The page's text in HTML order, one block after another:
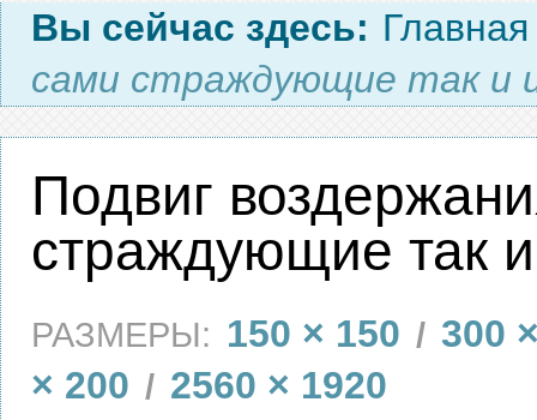
Вы сейчас здесь: Главная
сами страждующие так и
Подвиг
страждующие так
РАЗМЕРЫ: 150 × 150 / 300
× 200 / 2560 × 1920